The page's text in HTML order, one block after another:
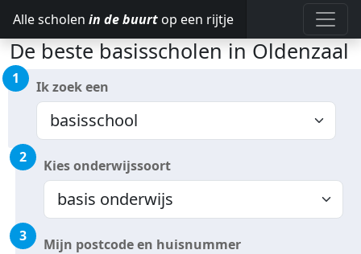
Alle scholen in de buurt op een rijtje
De beste basisscholen in Oldenzaal
1 Ik zoek een
2 Kies onderwijssoort
3 Mijn postcode en huisnummer